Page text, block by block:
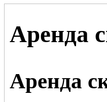
Аренда
Аренда